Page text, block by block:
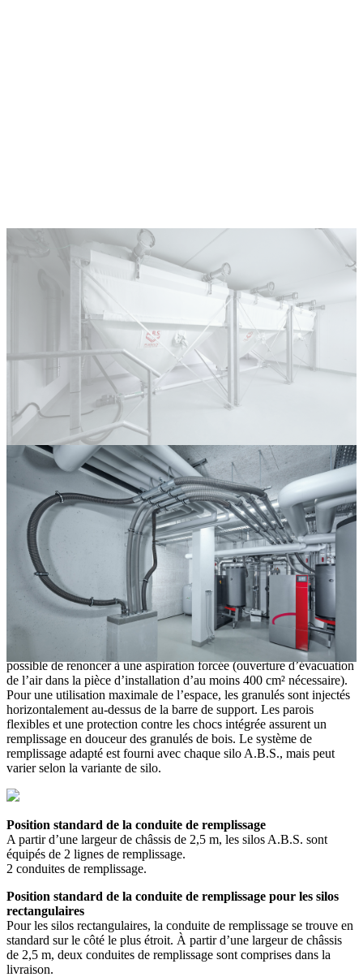
Pour que tout se passe
parfaitement.
Il faut absolument en tenir compte lors de
la planification.
Remplissage facile
Les pellets de bois sont livrés par un camion-silo et injectés dans le
silo à pellets flexible. Lors du remplissage, l’air d’insufflation
s’échappe par le tissu du couvercle du silo. C’est pourquoi il est
possible de renoncer à une aspiration forcée (ouverture d’évacuation
de l’air dans la pièce d’installation d’au moins 400 cm² nécessaire).
Pour une utilisation maximale de l’espace, les granulés sont injectés
horizontalement au-dessus de la barre de support. Les parois
flexibles et une protection contre les chocs intégrée assurent un
remplissage en douceur des granulés de bois. Le système de
remplissage adapté est fourni avec chaque silo A.B.S., mais peut
varier selon la variante de silo.
Position standard de la conduite de remplissage
A partir d’une largeur de châssis de 2,5 m, les silos A.B.S. sont
équipés de 2 lignes de remplissage.
2 conduites de remplissage.
Position standard de la conduite de remplissage pour les silos
rectangulaires
Pour les silos rectangulaires, la conduite de remplissage se trouve en
standard sur le côté le plus étroit. À partir d’une largeur de châssis
de 2,5 m, deux conduites de remplissage sont comprises dans la
livraison.